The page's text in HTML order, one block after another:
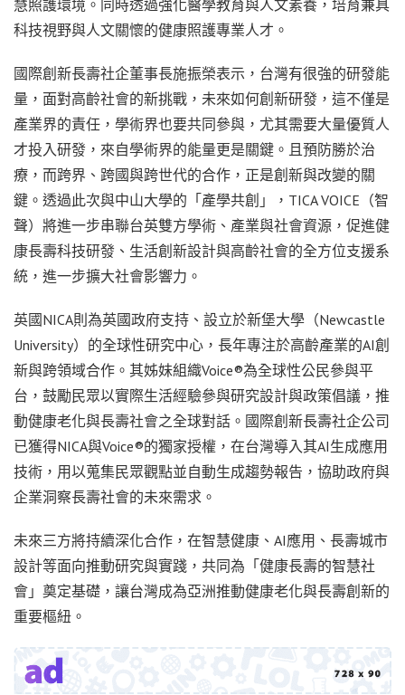
慧照護環境。同時透過強化醫學教育與人文素養，培育兼具
科技視野與人文關懷的健康照護專業人才。
國際創新長壽社企董事長施振榮表示，台灣有很強的研發能
量，面對高齡社會的新挑戰，未來如何創新研發，這不僅是
產業界的責任，學術界也要共同參與，尤其需要大量優質人
才投入研發，來自學術界的能量更是關鍵。且預防勝於治
療，而跨界、跨國與跨世代的合作，正是創新與改變的關
鍵。透過此次與中山大學的「產學共創」，TICA VOICE（智
聲）將進一步串聯台英雙方學術、產業與社會資源，促進健
康長壽科技研發、生活創新設計與高齡社會的全方位支援系
統，進一步擴大社會影響力。
英國NICA則為英國政府支持、設立於新堡大學（Newcastle
University）的全球性研究中心，長年專注於高齡產業的AI創
新與跨領域合作。其姊妹組織Voice®為全球性公民參與平
台，鼓勵民眾以實際生活經驗參與研究設計與政策倡議，推
動健康老化與長壽社會之全球對話。國際創新長壽社企公司
已獲得NICA與Voice®的獨家授權，在台灣導入其AI生成應用
技術，用以蒐集民眾觀點並自動生成趨勢報告，協助政府與
企業洞察長壽社會的未來需求。
未來三方將持續深化合作，在智慧健康、AI應用、長壽城市
設計等面向推動研究與實踐，共同為「健康長壽的智慧社
會」奠定基礎，讓台灣成為亞洲推動健康老化與長壽創新的
重要樞紐。